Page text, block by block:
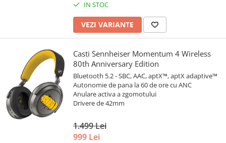
IN STOC
VEZI VARIANTE
Casti Sennheiser Momentum 4 Wireless
80th Anniversary Edition
Bluetooth 5.2 - SBC, AAC, aptX™, aptX adaptive™
Autonomie de pana la 60 de ore cu ANC
Anulare activa a zgomotului
Drivere de 42mm
1.499 Lei
999 Lei